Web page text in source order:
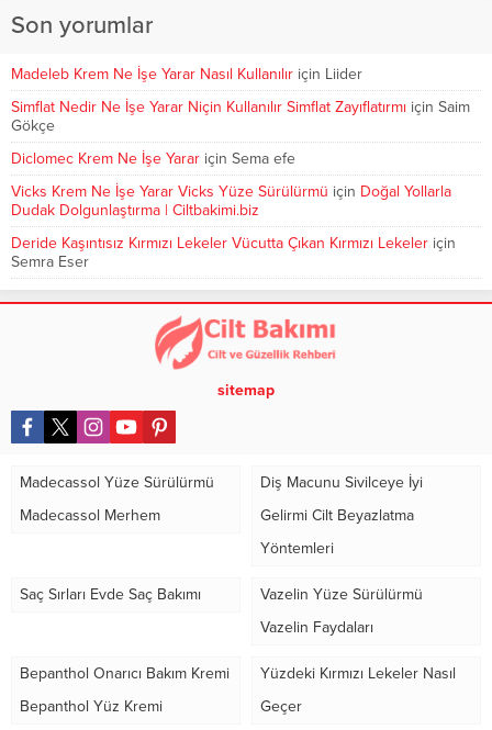
Son yorumlar
Madeleb Krem Ne İşe Yarar Nasıl Kullanılır için Liider
Simflat Nedir Ne İşe Yarar Niçin Kullanılır Simflat Zayıflatırmı için Saim
Gökçe
Diclomec Krem Ne İşe Yarar için Sema efe
Vicks Krem Ne İşe Yarar Vicks Yüze Sürülürmü için Doğal Yollarla
Dudak Dolgunlaştırma | Ciltbakimi.biz
Deride Kaşıntısız Kırmızı Lekeler Vücutta Çıkan Kırmızı Lekeler için
Semra Eser
sitemap
Madecassol Yüze Sürülürmü
Madecassol Merhem
Diş Macunu Sivilceye İyi
Gelirmi Cilt Beyazlatma
Yöntemleri
Saç Sırları Evde Saç Bakımı
Vazelin Yüze Sürülürmü
Vazelin Faydaları
Bepanthol Onarıcı Bakım Kremi
Bepanthol Yüz Kremi
Yüzdeki Kırmızı Lekeler Nasıl
Geçer